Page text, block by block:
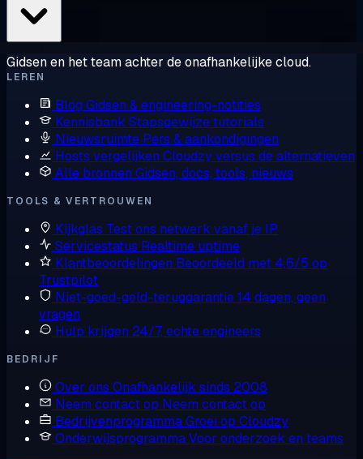
Gidsen en het team achter de onafhankelijke cloud.
LEREN
Blog Gidsen & engineering-notities
Kennisbank Stapsgewijze tutorials
Nieuwsruimte Pers & aankondigingen
Hosts vergelijken Cloudzy versus de alternatieven
Alle bronnen Gidsen, docs, tools, nieuws
TOOLS & VERTROUWEN
Kijkglas Test ons netwerk vanaf je IP
Servicestatus Realtime uptime
Klantbeoordelingen Beoordeeld met 4,6/5 op
Trustpilot
Niet-goed-geld-teruggarantie14 dagen, geen
vragen
Hulp krijgen 24/7, echte engineers
BEDRIJF
Over ons Onafhankelijk sinds 2008
Neem contact op Neem contact op
BedrijvenprogrammaGroei op Cloudzy
OnderwijsprogrammaVoor onderzoek en teams